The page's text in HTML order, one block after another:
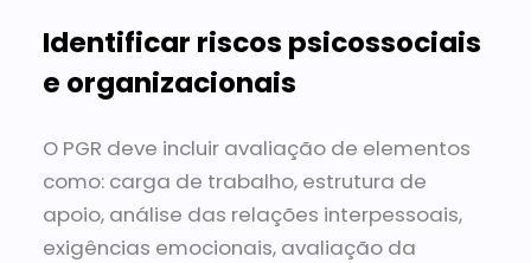
Identificar riscos psicossociais
e organizacionais
O PGR deve incluir avaliação de elementos
como: carga de trabalho, estrutura de
apoio, análise das relações interpessoais,
exigências emocionais, avaliação da